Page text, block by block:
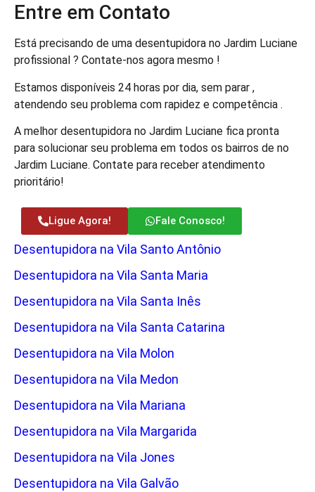
Entre em Contato
Está precisando de uma desentupidora no Jardim Luciane
profissional ? Contate-nos agora mesmo !
Estamos disponíveis 24 horas por dia, sem parar ,
atendendo seu problema com rapidez e competência .
A melhor desentupidora no Jardim Luciane fica pronta
para solucionar seu problema em todos os bairros de no
Jardim Luciane. Contate para receber atendimento
prioritário!
Ligue Agora! Fale Conosco!
Desentupidora na Vila Santo Antônio
Desentupidora na Vila Santa Maria
Desentupidora na Vila Santa Inês
Desentupidora na Vila Santa Catarina
Desentupidora na Vila Molon
Desentupidora na Vila Medon
Desentupidora na Vila Mariana
Desentupidora na Vila Margarida
Desentupidora na Vila Jones
Desentupidora na Vila Galvão